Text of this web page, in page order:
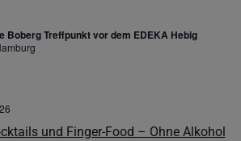
Boberg Treffpunkt vor dem EDEKA Hebig
und Finger-Food – Ohne Alkohol